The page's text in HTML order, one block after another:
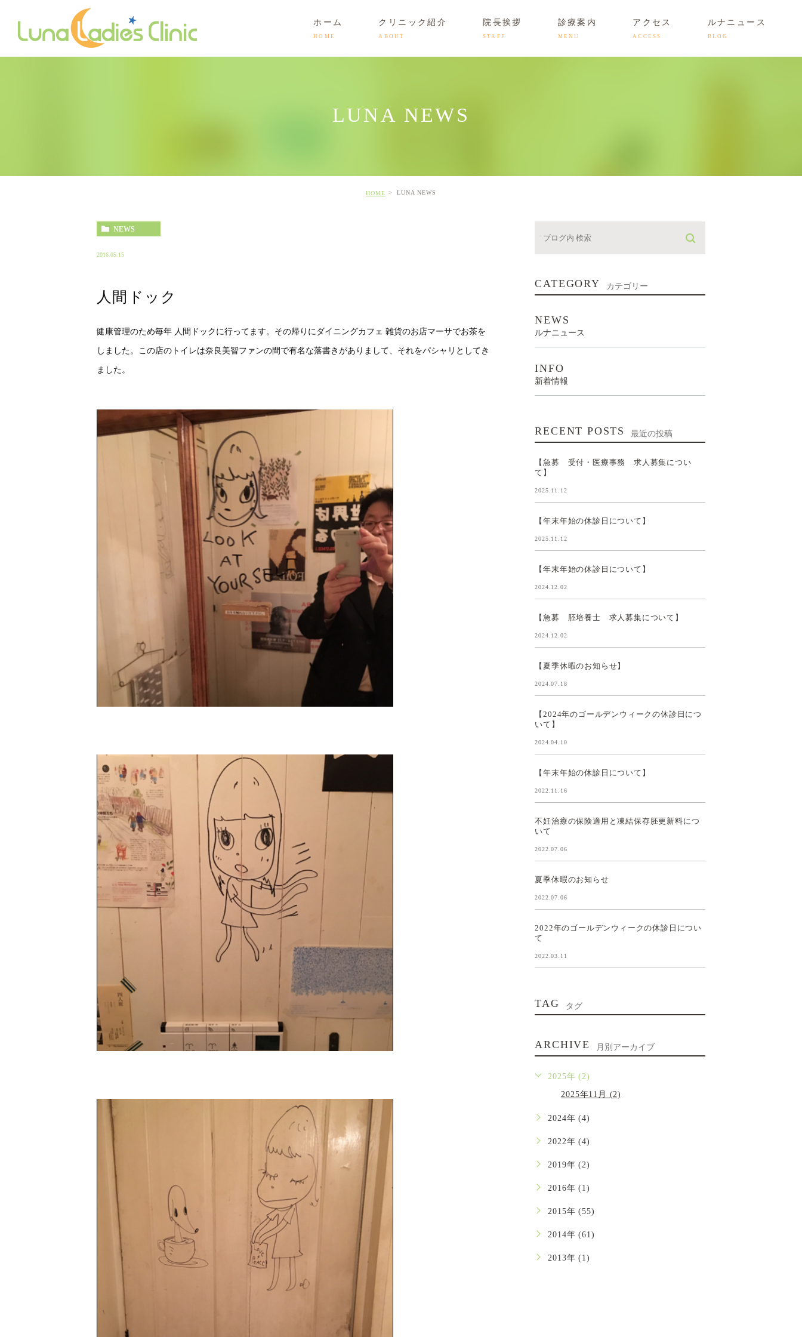
ホーム
HOME
クリニック紹介
ABOUT
初診予約・お問い合わせ 料金表
院長挨拶
STAFF
診療案内
MENU
更年期障害 健康相談(カウンセリング)
アクセス
ACCESS
ルナニュース
BLOG
LUNA NEWS
HOME LUNA NEWS
NEWS
2016.05.15
人間ドック
健康管理のため毎年 人間ドックに行ってます。その帰りにダイニングカフェ 雑貨のお店マーサでお茶を
しました。この店のトイレは奈良美智ファンの間で有名な落書きがありまして、それをパシャリとしてき
ました。
CATEGORY カテゴリー
NEWS
ルナニュース
INFO
新着情報
RECENT POSTS 最近の投稿
【急募 受付・医療事務 求人募集につい
て】
2025.11.12
【年末年始の休診日について】
2025.11.12
【年末年始の休診日について】
2024.12.02
【急募 胚培養士 求人募集について】
2024.12.02
【夏季休暇のお知らせ】
2024.07.18
【2024年のゴールデンウィークの休診日につ
いて】
2024.04.10
【年末年始の休診日について】
2022.11.16
不妊治療の保険適用と凍結保存胚更新料につ
いて
2022.07.06
夏季休暇のお知らせ
2022.07.06
2022年のゴールデンウィークの休診日につい
て
2022.03.11
TAG タグ
ARCHIVE 月別アーカイブ
2025年 (2)
2025年11月 (2)
2024年 (4)
2022年 (4)
2019年 (2)
2016年 (1)
2015年 (55)
2014年 (61)
2013年 (1)